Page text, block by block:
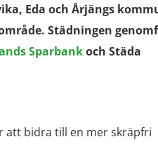
Eda och Årjängs
Städningen
Sparbankoch Städa
att bidra till en mer skräpfri